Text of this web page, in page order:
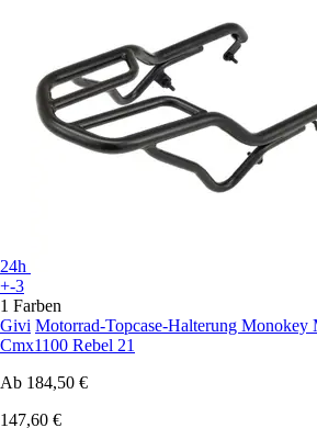
24h
+-3
1 Farben
Givi Motorrad-Topcase-Halterung Monokey
Cmx1100 Rebel 21
Ab 184,50 €
147,60 €